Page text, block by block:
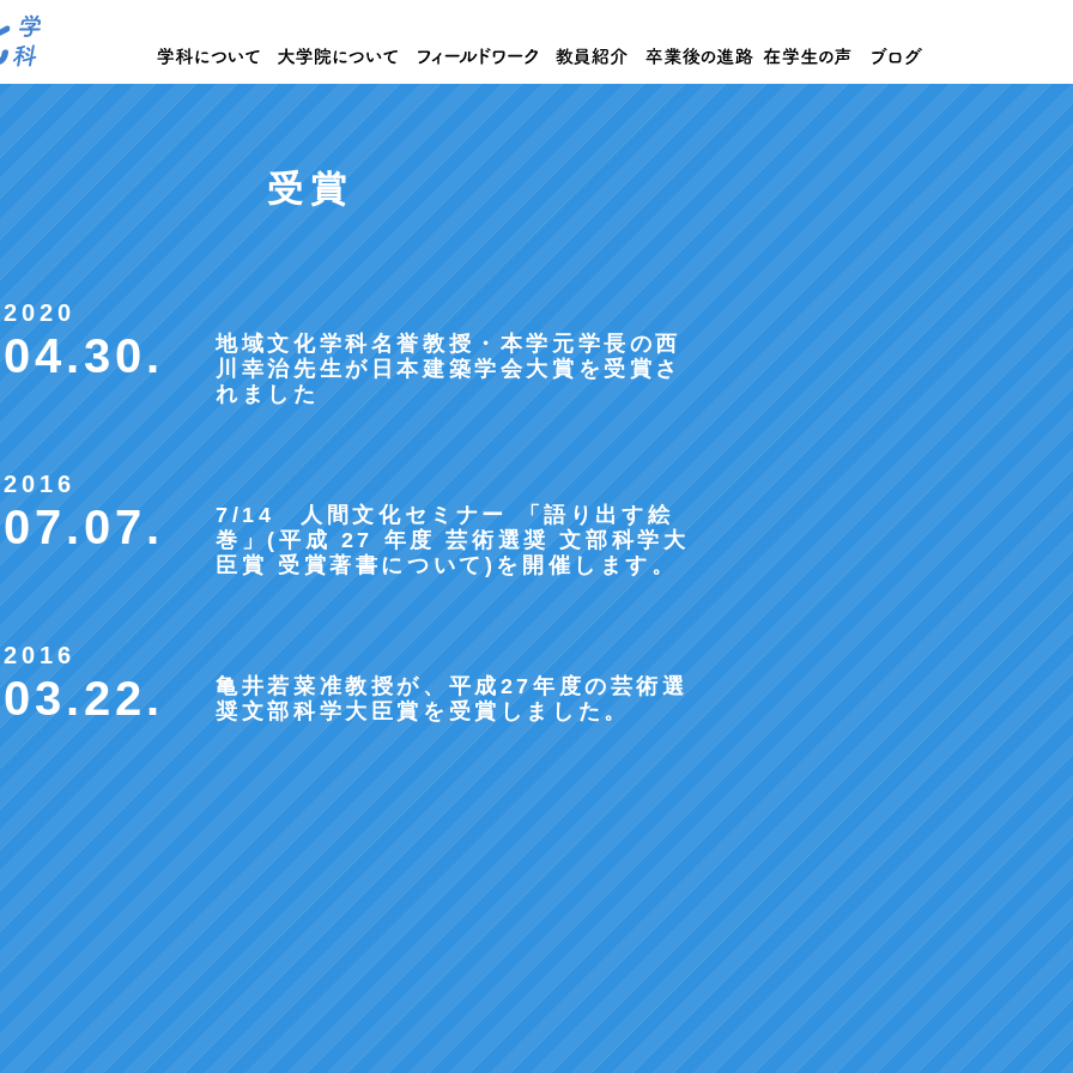
受賞
2020
04.30.
地域文化学科名誉教授・本学元学長の西
川幸治先生が日本建築学会大賞を受賞さ
れました
2016
07.07.
7/14 人間文化セミナー 「語り出す絵
巻」(平成 27 年度 芸術選奨 文部科学大
臣賞 受賞著書について)を開催します。
2016
03.22.
亀井若菜准教授が、平成27年度の芸術選
奨文部科学大臣賞を受賞しました。